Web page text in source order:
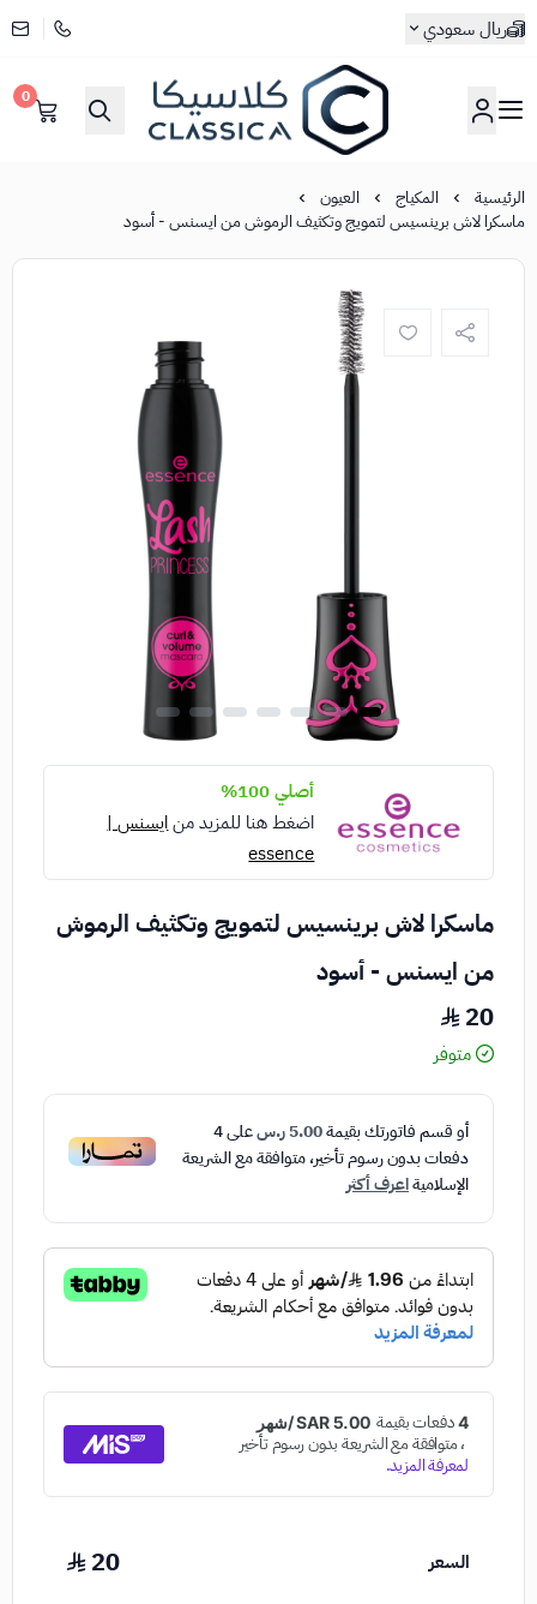
ريال سعودي
كلاسيكا
0
الرئيسية المكياج
العيون
ماسكرا لاش برينسيس لتمويج وتكثيف الرموش من ايسنس - أسود
أصلي 100%
اضغط هنا للمزيد من ايسنس |
essence
ماسكرا لاش برينسيس لتمويج وتكثيف الرموش
من ايسنس - أسود
20
متوفر
أو قسم فاتورتك بقيمة5.00 ر.س على4
دفعات بدون رسوم تأخير، متوافقة مع الشريعة
الإسلاميةاعرف أكثر
السعر 20